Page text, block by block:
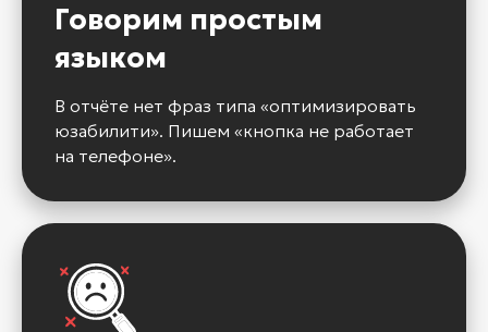
Говорим простым
языком
В отчёте нет фраз типа «оптимизировать
юзабилити». Пишем «кнопка не работает
на телефоне».